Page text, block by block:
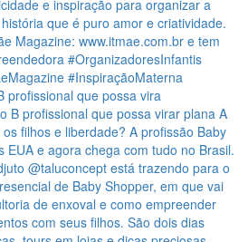
profissional que possa vira